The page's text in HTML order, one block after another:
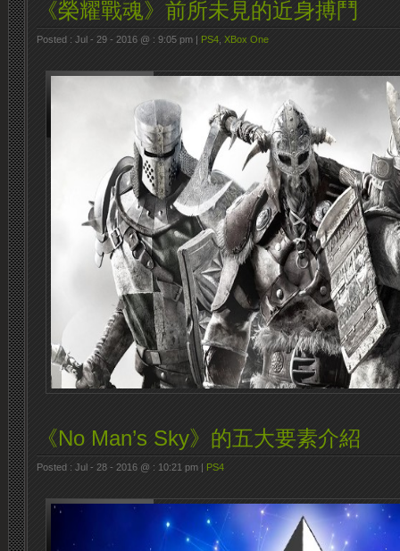
《榮耀戰魂》前所未見的近身搏鬥
Posted : Jul - 29 - 2016 @ : 9:05 pm | PS4 XBox One
《No Man’s Sky》的五大要素介紹
Posted : Jul - 28 - 2016 @ : 10:21 pm | PS4